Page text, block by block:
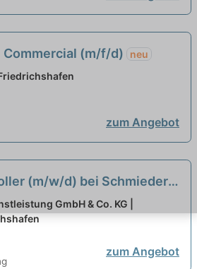
Commercial (m/f/d)
neu
zum Angebot
(m/w/d) bei Schmieder
Unternehmensberatung
GmbH & Co. KG |
zum Angebot